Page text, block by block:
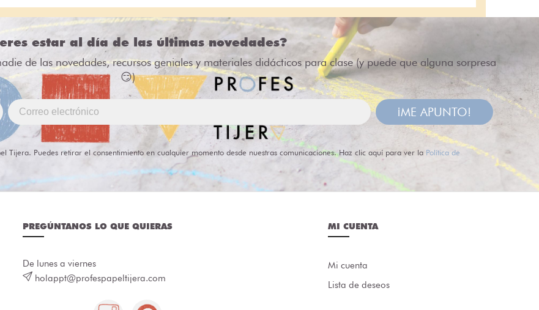
estar al día de las últimas novedades?
de las novedades, recursos geniales y materiales didácticos para clase (y puede que alguna sorpresa
😏)
¡ME APUNTO!
Tijera. Puedes retirar el consentimiento en cualquier momento desde nuestras comunicaciones. Haz clic aquí para ver la Política de
PREGÚNTANOS LO QUE QUIERAS
De lunes a viernes
holappt@profespapeltijera.com
MI CUENTA
Mi cuenta
Lista de deseos